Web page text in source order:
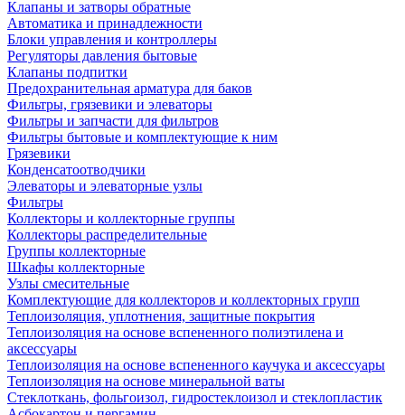
Клапаны и затворы обратные
Автоматика и принадлежности
Блоки управления и контроллеры
Регуляторы давления бытовые
Клапаны подпитки
Предохранительная арматура для баков
Фильтры, грязевики и элеваторы
Фильтры и запчасти для фильтров
Фильтры бытовые и комплектующие к ним
Грязевики
Конденсатоотводчики
Элеваторы и элеваторные узлы
Фильтры
Коллекторы и коллекторные группы
Коллекторы распределительные
Группы коллекторные
Шкафы коллекторные
Узлы смесительные
Комплектующие для коллекторов и коллекторных групп
Теплоизоляция, уплотнения, защитные покрытия
Теплоизоляция на основе вспененного полиэтилена и
аксессуары
Теплоизоляция на основе вспененного каучука и аксессуары
Теплоизоляция на основе минеральной ваты
Стеклоткань, фольгоизол, гидростеклоизол и стеклопластик